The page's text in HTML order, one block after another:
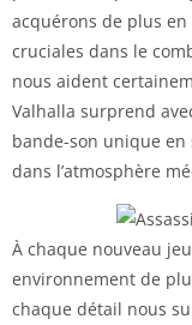
acquérons de plus
cruciales dans le
nous aident
Valhalla surprend
bande-son unique en
dans l’atmosphère
À chaque nouveau
environnement de
chaque détail nous